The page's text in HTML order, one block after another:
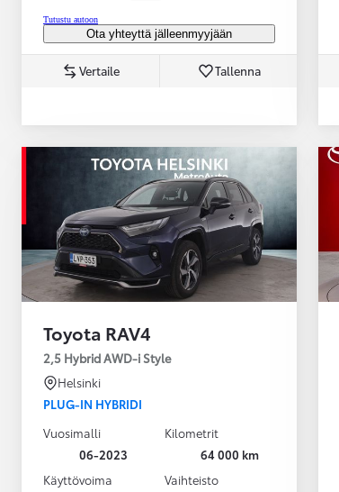
Tutustu autoon
Ota yhteyttä jälleenmyyjään
Vertaile Tallenna
Toyota RAV4
2,5 Hybrid AWD-i Style
Helsinki
PLUG-IN HYBRIDI
Vuosimalli
06-2023
Kilometrit
64 000 km
Käyttövoima
Vaihteisto